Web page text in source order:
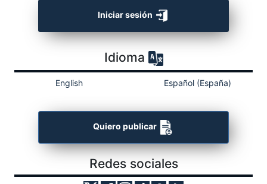
Iniciar sesión
Idioma
English Español (España)
Quiero publicar
Redes sociales